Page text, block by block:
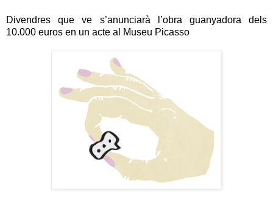
Divendres que ve s’anunciarà l’obra guanyadora dels
10.000 euros en un acte al Museu Picasso